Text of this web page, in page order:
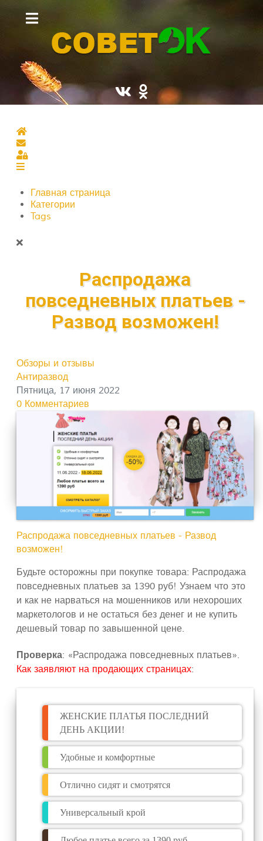
Главная страница
Подписаться на блог
Sign In
Главная страница
Категории
Tags
Распродажа
повседневных платьев -
Развод возможен!
Обзоры и отзывы
Антиразвод
Пятница, 17 июня 2022
0 Комментариев
Распродажа повседневных платьев - Развод
возможен!
Будьте осторожны при покупке товара: Распродажа
повседневных платьев за 1390 руб! Узнаем что это
и как не нарваться на мошенников или нехороших
маркетологов и не остаться без денег и не купить
дешевый товар по завышенной цене.
Проверка: «Распродажа повседневных платьев».
Как заявляют на продающих страницах:
ЖЕНСКИЕ ПЛАТЬЯ ПОСЛЕДНИЙ
ДЕНЬ АКЦИИ!
Удобные и комфортные
Отлично сидят и смотрятся
Универсальный крой